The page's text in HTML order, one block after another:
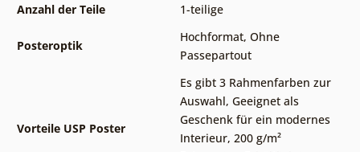
Anzahl der Teile
1-teilige
Posteroptik
Hochformat, Ohne
Passepartout
Vorteile USP Poster
Es gibt 3 Rahmenfarben zur
Auswahl, Geeignet als
Geschenk für ein modernes
Interieur, 200 g/m²